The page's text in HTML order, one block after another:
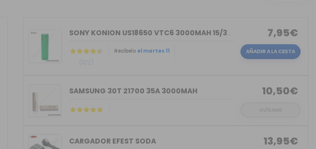
SONY KONION US18650 VTC6 3000MAH 15/30A
(102)
Recíbelo el martes 11
7,95€
AÑADIR A LA CESTA
SAMSUNG 30T 21700 35A 3000MAH 10,50€
CARGADOR EFEST SODA 13,95€